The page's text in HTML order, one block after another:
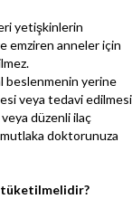
yetişkinlerin
emziren anneler için
beslenmenin yerine
veya tedavi edilmesi
veya düzenli ilaç
doktorunuza
tüketilmelidir?